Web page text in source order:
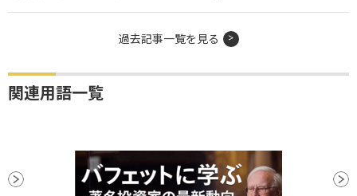
過去記事一覧を見る
関連用語一覧